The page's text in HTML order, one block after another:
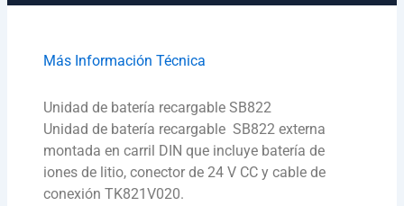
Más Información Técnica
Unidad de batería recargable SB822
Unidad de batería recargable SB822 externa
montada en carril DIN que incluye batería de
iones de litio, conector de 24 V CC y cable de
conexión TK821V020.